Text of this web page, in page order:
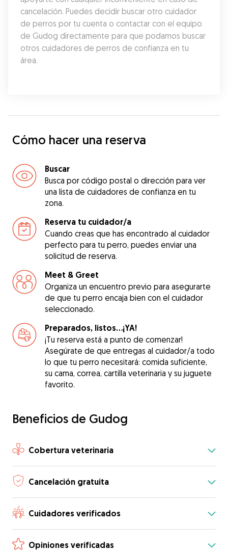
cancelación. Puedes decidir buscar otro cuidador
de perros por tu cuenta o contactar con el equipo
de Gudog directamente para que podamos buscar
otros cuidadores de perros de confianza en tu
área.
Cómo hacer una reserva
Buscar
Busca por código postal o dirección para ver
una lista de cuidadores de confianza en tu
zona.
Reserva tu cuidador/a
Cuando creas que has encontrado al cuidador
perfecto para tu perro, puedes enviar una
solicitud de reserva.
Meet & Greet
Organiza un encuentro previo para asegurarte
de que tu perro encaja bien con el cuidador
seleccionado.
Preparados, listos...¡YA!
¡Tu reserva está a punto de comenzar!
Asegúrate de que entregas al cuidador/a todo
lo que tu perro necesitará: comida suficiente,
su cama, correa, cartilla veterinaria y su juguete
favorito.
Beneficios de Gudog
Cobertura veterinaria
Cancelación gratuita
Cuidadores verificados
Opiniones verificadas